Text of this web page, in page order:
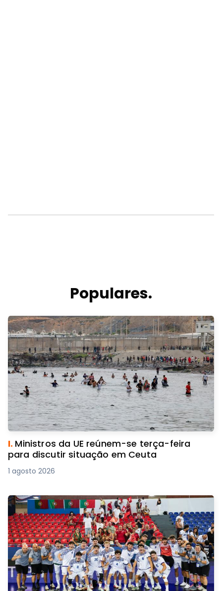
Populares.
I. Ministros da UE reúnem-se terça-feira
para discutir situação em Ceuta
1 agosto 2026